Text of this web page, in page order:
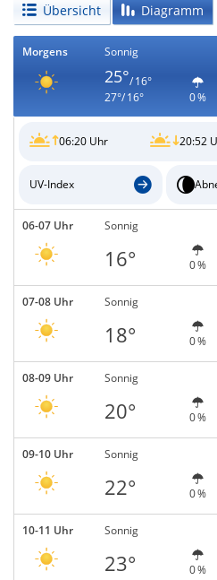
Übersicht Diagramm
Morgens Sonnig
25°/ 16°
27°/ 16°
0 %
06:20 Uhr 20:52
UV-Index
06-07 Uhr Sonnig
16° 0 %
07-08 Uhr Sonnig
18° 0 %
08-09 Uhr Sonnig
20° 0 %
09-10 Uhr Sonnig
22° 0 %
10-11 Uhr Sonnig
23° 0 %